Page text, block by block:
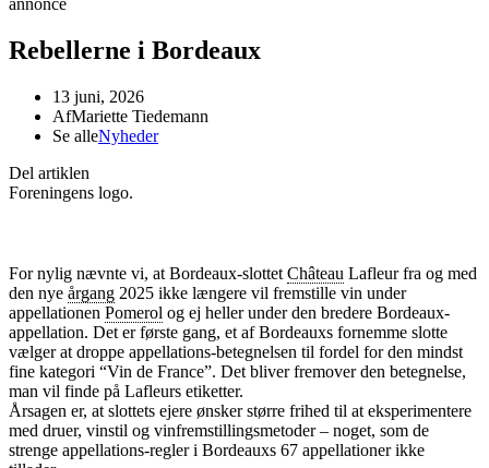
Rebellerne i Bordeaux
13 juni, 2026
AfMariette Tiedemann
Se alleNyheder
Del artiklen
Foreningens logo.
For nylig nævnte vi, at Bordeaux-slottet Château Lafleur fra og med
den nye årgang 2025 ikke længere vil fremstille vin under
appellationen Pomerol og ej heller under den bredere Bordeaux-
appellation. Det er første gang, et af Bordeauxs fornemme slotte
vælger at droppe appellations-betegnelsen til fordel for den mindst
fine kategori “Vin de France”. Det bliver fremover den betegnelse,
man vil finde på Lafleurs etiketter.
Årsagen er, at slottets ejere ønsker større frihed til at eksperimentere
med druer, vinstil og vinfremstillingsmetoder – noget, som de
strenge appellations-regler i Bordeauxs 67 appellationer ikke